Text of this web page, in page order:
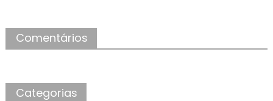
Comentários
Categorias